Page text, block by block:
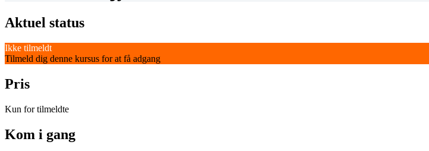
Aktuel status
Ikke tilmeldt
Tilmeld dig denne kursus for at få adgang
Pris
Kun for tilmeldte
Kom i gang